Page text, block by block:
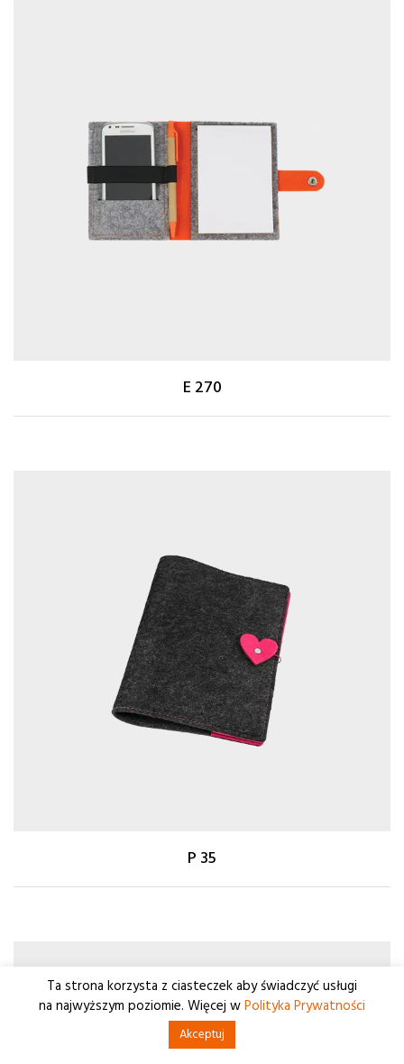
E 270
P 35
Ta strona korzysta z ciasteczek aby świadczyć usługi
na najwyższym poziomie. Więcej wPolityka Prywatności
Akceptuj